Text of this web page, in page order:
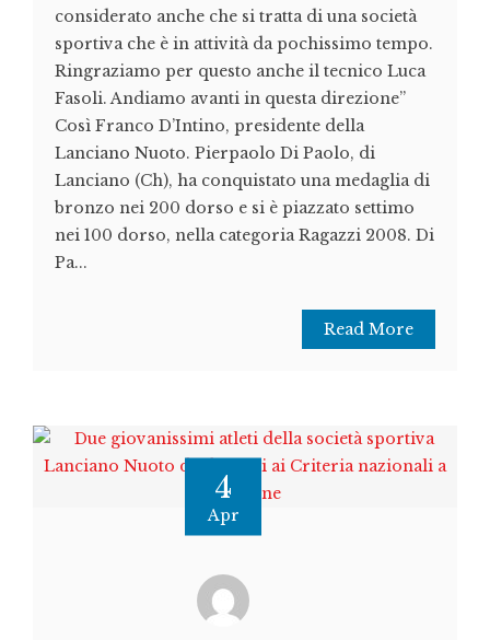
considerato anche che si tratta di una società
sportiva che è in attività da pochissimo tempo.
Ringraziamo per questo anche il tecnico Luca
Fasoli. Andiamo avanti in questa direzione”
Così Franco D’Intino, presidente della
Lanciano Nuoto. Pierpaolo Di Paolo, di
Lanciano (Ch), ha conquistato una medaglia di
bronzo nei 200 dorso e si è piazzato settimo
nei 100 dorso, nella categoria Ragazzi 2008. Di
Pa...
Read More
4
Apr